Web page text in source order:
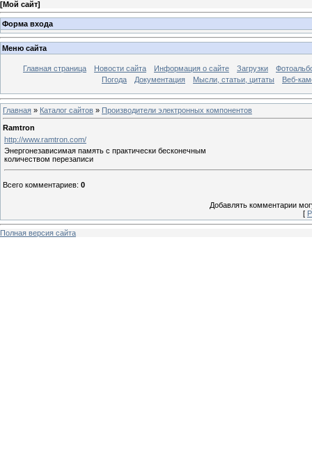
[Мой сайт]
Форма входа
Меню сайта
Главная страница Новости сайта Информация о сайте Загрузки
Погода
Документация Мысли, статьи, цитаты Веб-
Главная » Каталог сайтов » Производители электронных компонентов
Ramtron
http://www.ramtron.com/
Энергонезависимая память с практически бесконечным
количеством перезаписи
Всего комментариев: 0
Добавлять комментарии
[
Полная версия сайта